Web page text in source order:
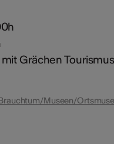
Grächen
Museen/